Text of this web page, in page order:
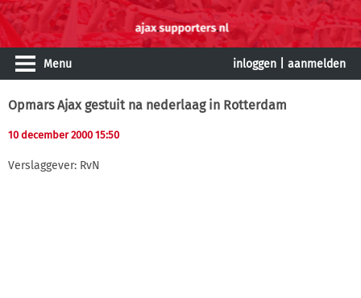
Menu inloggen aanmelden
Opmars Ajax gestuit na nederlaag in Rotterdam
10 december 2000 15:50
Verslaggever: RvN